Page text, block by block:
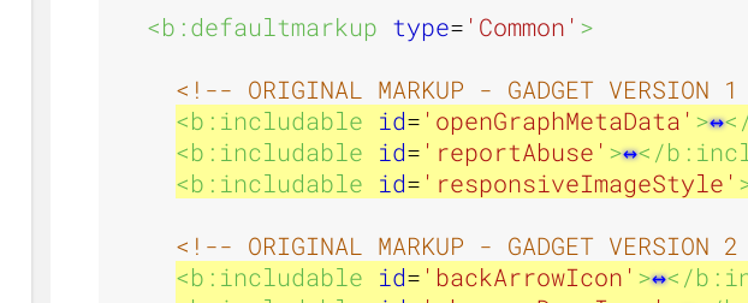
i
e
i
e
<b:defaultmarkup type= 'Common' >
<!-- ORIGINAL MARKUP - GADGET
<b:includable id= 'openGraphMetaData' >
<b:includable id= 'reportAbuse' > </
<b:includable id= 'responsiveImageStyle'
<!-- ORIGINAL MARKUP - GADGET VERSION
<b:includable id= 'backArrowIcon' > </